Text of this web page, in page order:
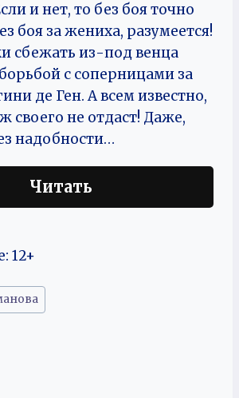
и нет, то без боя точно
боя за жениха, разумеется!
сбежать из-под венца
с соперницами за
де Ген. А всем известно,
своего не отдаст! Даже,
надобности…
Читать
12+